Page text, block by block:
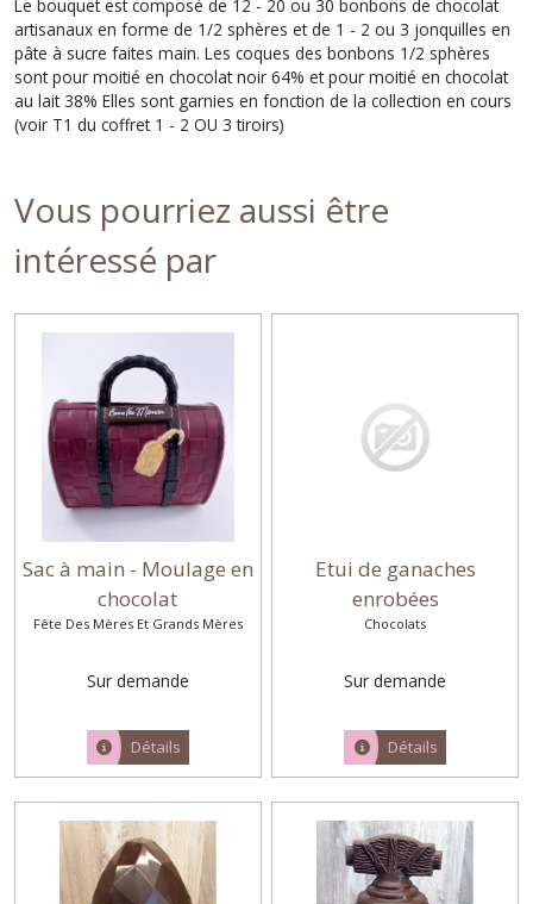
Le bouquet est composé de 12 - 20 ou 30 bonbons de chocolat
artisanaux en forme de 1/2 sphères et de 1 - 2 ou 3 jonquilles en
pâte à sucre faites main. Les coques des bonbons 1/2 sphères
sont pour moitié en chocolat noir 64% et pour moitié en chocolat
au lait 38% Elles sont garnies en fonction de la collection en cours
(voir T1 du coffret 1 - 2 OU 3 tiroirs)
Vous pourriez aussi être
intéressé par
Sac à main - Moulage en
chocolat
Fête Des Mères Et Grands Mères
Sur demande
Détails
Etui de ganaches
enrobées
Chocolats
Sur demande
Détails